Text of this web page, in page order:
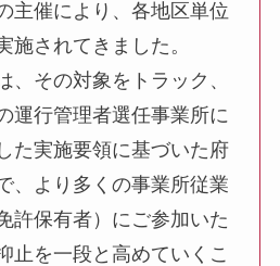
主催により、各地区単位
施されてきました。
その対象をトラック、
運行管理者選任事業所に
た実施要領に基づいた府
、より多くの事業所従業
許保有者）にご参加いた
止を一段と高めていくこ